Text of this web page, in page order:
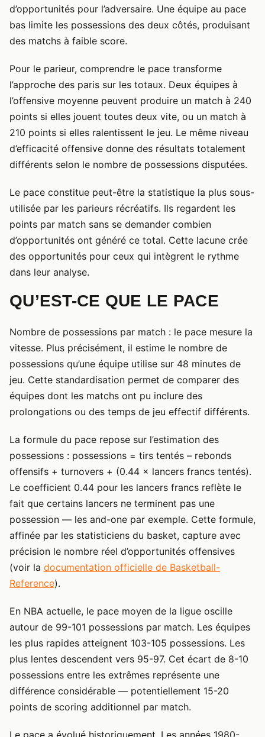
d’opportunités pour l’adversaire. Une équipe au pace
bas limite les possessions des deux côtés, produisant
des matchs à faible score.
Pour le parieur, comprendre le pace transforme
l’approche des paris sur les totaux. Deux équipes à
l’offensive moyenne peuvent produire un match à 240
points si elles jouent toutes deux vite, ou un match à
210 points si elles ralentissent le jeu. Le même niveau
d’efficacité offensive donne des résultats totalement
différents selon le nombre de possessions disputées.
Le pace constitue peut-être la statistique la plus sous-
utilisée par les parieurs récréatifs. Ils regardent les
points par match sans se demander combien
d’opportunités ont généré ce total. Cette lacune crée
des opportunités pour ceux qui intègrent le rythme
dans leur analyse.
QU’EST-CE QUE LE PACE
Nombre de possessions par match : le pace mesure la
vitesse. Plus précisément, il estime le nombre de
possessions qu’une équipe utilise sur 48 minutes de
jeu. Cette standardisation permet de comparer des
équipes dont les matchs ont pu inclure des
prolongations ou des temps de jeu effectif différents.
La formule du pace repose sur l’estimation des
possessions : possessions = tirs tentés – rebonds
offensifs + turnovers + (0.44 × lancers francs tentés).
Le coefficient 0.44 pour les lancers francs reflète le
fait que certains lancers ne terminent pas une
possession — les and-one par exemple. Cette formule,
affinée par les statisticiens du basket, capture avec
précision le nombre réel d’opportunités offensives
(voir la documentation officielle de Basketball-
Reference).
En NBA actuelle, le pace moyen de la ligue oscille
autour de 99-101 possessions par match. Les équipes
les plus rapides atteignent 103-105 possessions. Les
plus lentes descendent vers 95-97. Cet écart de 8-10
possessions entre les extrêmes représente une
différence considérable — potentiellement 15-20
points de scoring additionnel par match.